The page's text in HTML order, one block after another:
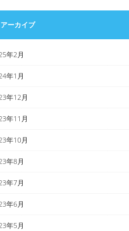
アーカイブ
年2月
年1月
年12月
年11月
年10月
年8月
年7月
年6月
年5月